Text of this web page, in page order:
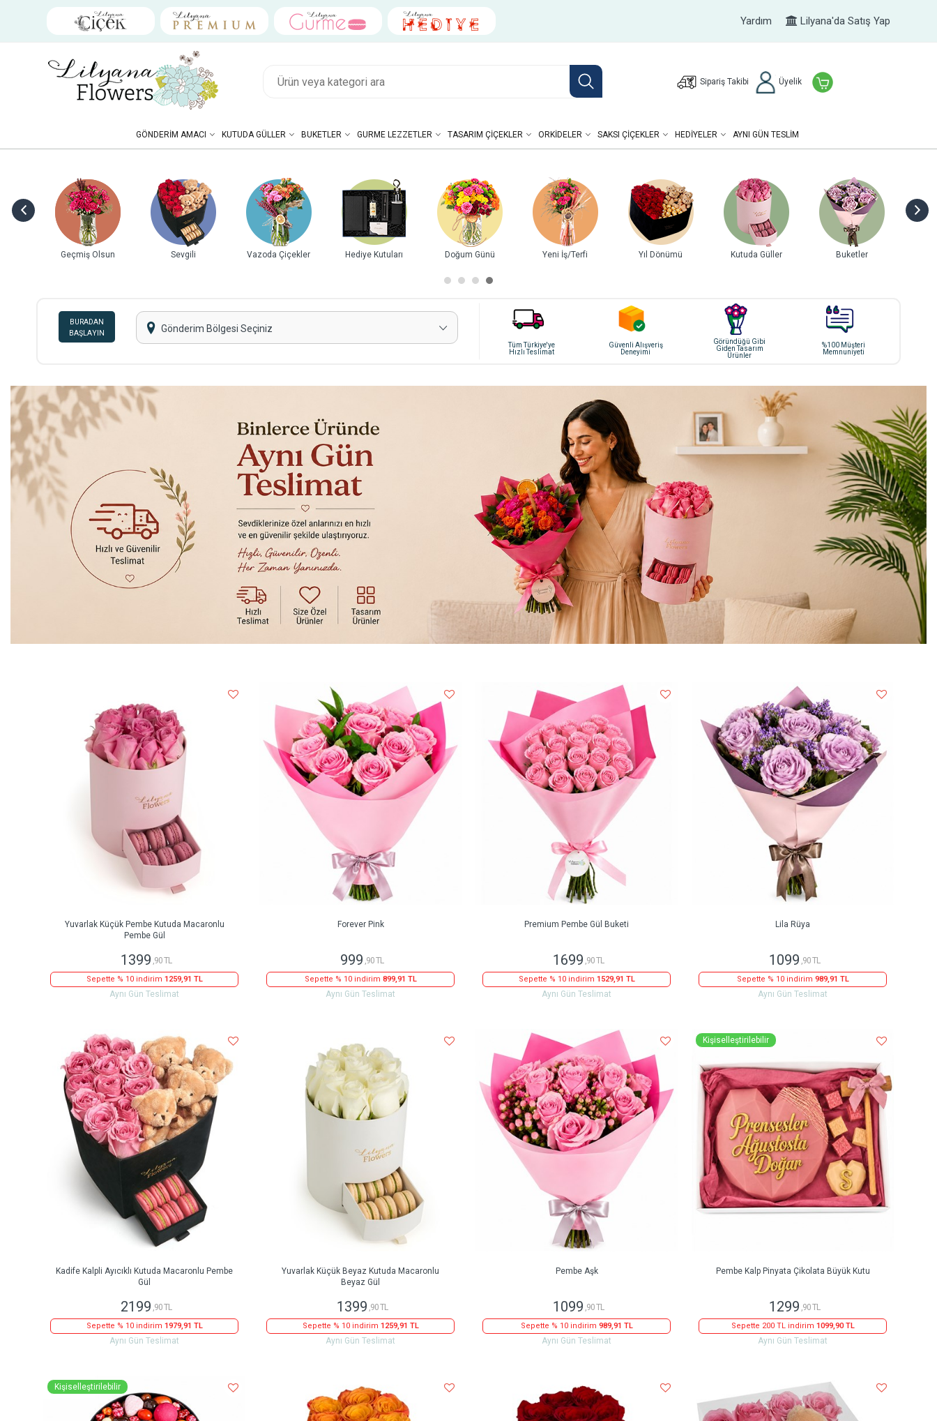
Yardım Lilyana'da Satış Yap
Sipariş Takibi Üyelik
GÖNDERIM AMACI KUTUDA GÜLLER BUKETLER GURME LEZZETLER TASARIM ÇIÇEKLER ORKIDELER SAKSI ÇIÇEKLER HEDIYELER AYNI GÜN TESLİM
Vazoda Çiçekler Hediye Kutuları Doğum Günü Yeni İş/Terfi Yıl Dönümü Kutuda Güller Buketler Gurme Lezzetler Tasarım Çiçekler
BURADAN
BAŞLAYIN
Gönderim Bölgesi Seçiniz
Tüm Türkiye'ye
Hızlı Teslimat
Güvenli Alışveriş
Deneyimi
Göründüğü Gibi
Giden Tasarım
Ürünler
%100 Müşteri
Memnuniyeti
Yuvarlak Küçük Pembe Kutuda Macaronlu
Pembe Gül
1399 ,90 TL
Sepette % 10 indirim 1259,91 TL
Aynı Gün Teslimat
Forever Pink
999 ,90 TL
Sepette % 10 indirim 899,91 TL
Aynı Gün Teslimat
Premium Pembe Gül Buketi
1699 ,90 TL
Sepette % 10 indirim 1529,91 TL
Aynı Gün Teslimat
Lila Rüya
1099 ,90 TL
Sepette % 10 indirim 989,91 TL
Aynı Gün Teslimat
Kadife Kalpli Ayıcıklı Kutuda Macaronlu Pembe
Gül
2199 ,90 TL
Sepette % 10 indirim 1979,91 TL
Aynı Gün Teslimat
Yuvarlak Küçük Beyaz Kutuda Macaronlu
Beyaz Gül
1399 ,90 TL
Sepette % 10 indirim 1259,91 TL
Aynı Gün Teslimat
Pembe Aşk
1099 ,90 TL
Sepette % 10 indirim 989,91 TL
Aynı Gün Teslimat
Kişiselleştirilebilir
Pembe Kalp Pinyata Çikolata Büyük Kutu
1299 ,90 TL
Sepette 200 TL indirim 1099,90 TL
Aynı Gün Teslimat
Kişiselleştirilebilir